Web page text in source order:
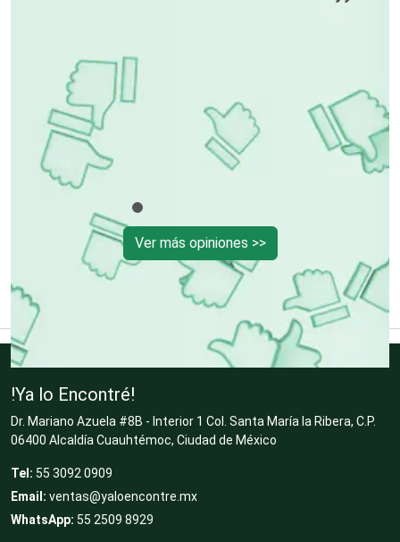
Clínicas de Belleza
Clínicas de Rehabilitación
Clínicas y Hospitales
Cocinas Integrales
Compresores de aire
Ver más opiniones >>
!Ya lo Encontré!
Dr. Mariano Azuela #8B - Interior 1 Col. Santa María la Ribera, C.P.
06400 Alcaldía Cuauhtémoc, Ciudad de México
Tel: 55 3092 0909
Email: ventas@yaloencontre.mx
WhatsApp: 55 2509 8929